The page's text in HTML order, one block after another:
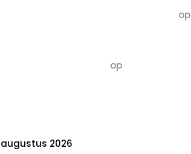
op
op
augustus 2026